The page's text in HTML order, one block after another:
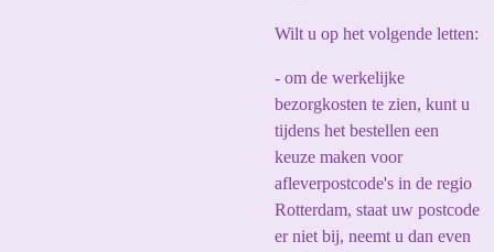
Wilt u op het volgende letten:
- om de werkelijke
bezorgkosten te zien, kunt u
tijdens het bestellen een
keuze maken voor
afleverpostcode's in de regio
Rotterdam, staat uw postcode
er niet bij, neemt u dan even